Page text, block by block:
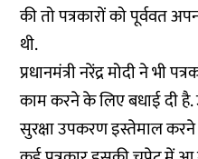
की तो पत्रकारों को पूर्ववत
थी.
प्रधानमंत्री नरेंद्र मोदी ने भी
काम करने के लिए बधाई दी है.
सुरक्षा उपकरण इस्तेमाल